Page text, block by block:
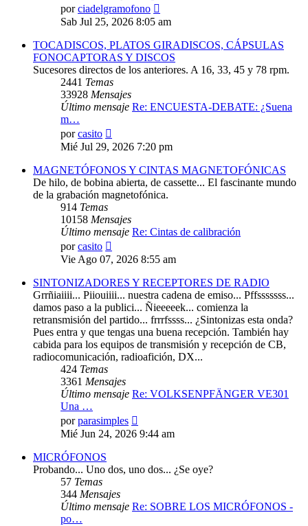
porciadelgramofono
último
Sab Jul 25, 2026 8:05 am
TOCADISCOS, PLATOS GIRADISCOS, CÁPSULAS
FONOCAPTORAS Y DISCOS
Sucesores directos de los anteriores. A 16, 33, 45 y 78 rpm.
2441 Temas
33928 Mensajes
Último mensaje Re: ENCUESTA-DEBATE: ¿Suena
m…
porcasito
último
Mié Jul 29, 2026 7:20 pm
MAGNETÓFONOS Y CINTAS MAGNETOFÓNICAS
De hilo, de bobina abierta, de cassette... El fascinante mundo
de la grabación magnetofónica.
914 Temas
10158 Mensajes
Último mensaje Re: Cintas de calibración
porcasito
último
mensaje
Vie Ago 07, 2026 8:55 am
SINTONIZADORES Y RECEPTORES DE RADIO
Grrñiaiiii... Piiouiiii... nuestra cadena de emiso... Pffsssssss...
damos paso a la publici... Ñieeeeek... comienza la
retransmisión del partido... frrrfssss... ¿Sintonizas esta onda?
Pues entra y que tengas una buena recepción. También hay
cabida para los equipos de transmisión y recepción de CB,
radiocomunicación, radioafición, DX...
424 Temas
3361 Mensajes
Último mensaje Re: VOLKSENPFÄNGER VE301
Una …
porparasimples
último
Mié Jun 24, 2026 9:44 am
MICRÓFONOS
Probando... Uno dos, uno dos... ¿Se oye?
57 Temas
344 Mensajes
Último mensaje Re: SOBRE LOS MICRÓFONOS -
po…